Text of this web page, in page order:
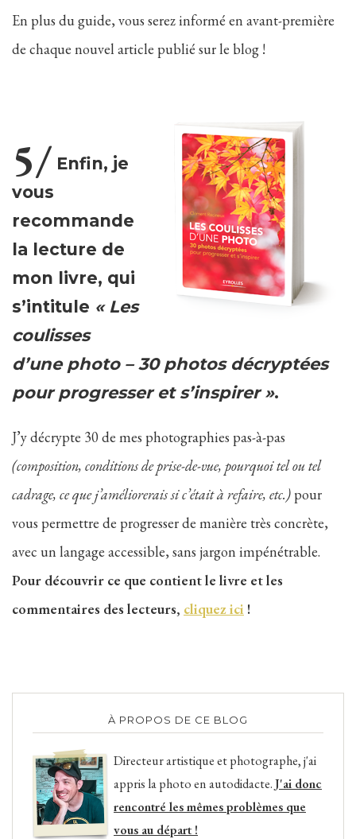
En plus du guide, vous serez informé en avant-première
de chaque nouvel article publié sur le blog !
5/ Enfin, je
vous
recommande
la lecture de
mon livre, qui
s’intitule « Les
coulisses
d’une photo – 30 photos décryptées
pour progresser et s’inspirer ».
J’y décrypte 30 de mes photographies pas-à-pas
(composition, conditions de prise-de-vue, pourquoi tel ou tel
cadrage, ce que j’améliorerais si c’était à refaire, etc.)pour
vous permettre de progresser de manière très concrète,
avec un langage accessible, sans jargon impénétrable.
Pour découvrir ce que contient le livre et les
commentaires des lecteurs, cliquez ici !
À PROPOS DE CE BLOG
Directeur artistique et photographe, j'ai
appris la photo en autodidacte.J'ai donc
rencontré les mêmes problèmes que
vous au départ !